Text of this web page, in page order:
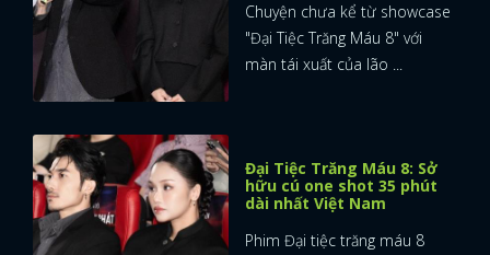
Chuyện chưa kể từ showcase
"Đại Tiệc Trăng Máu 8" với
màn tái xuất của lão ...
Đại Tiệc Trăng Máu 8: Sở
hữu cú one shot 35 phút
dài nhất Việt Nam
Phim Đại tiệc trăng máu 8